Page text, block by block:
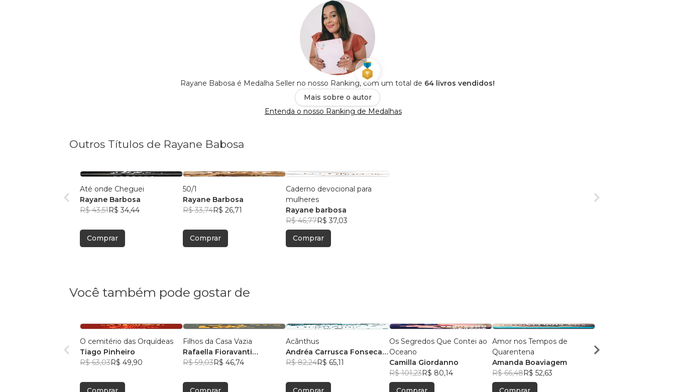
Rayane Babosa é Medalha Seller no nosso Ranking, com um total de 64 livros vendidos!
Mais sobre o autor
Entenda o nosso Ranking de Medalhas
Outros Títulos de Rayane Babosa
Até onde Cheguei
Rayane Barbosa
R$ 43,51R$ 34,44
Comprar
50/1
Rayane Barbosa
R$ 33,74R$ 26,71
Comprar
Caderno devocional para
mulheres
Rayane barbosa
R$ 46,77R$ 37,03
Comprar
Você também pode gostar de
O cemitério das Orquídeas
Tiago Pinheiro
R$ 63,03R$ 49,90
Filhos da Casa Vazia
Rafaella Fioravanti
Venturato Silva
R$ 59,03R$ 46,74
Acãnthus
Andréa Carrusca Fonseca
Fernandes
R$ 82,24R$ 65,11
Os Segredos Que Contei ao
Oceano
Camilla Giordanno
R$ 101,23R$ 80,14
Amor nos Tempos de
Quarentena
Amanda Boaviagem
R$ 66,48R$ 52,63
MORTE